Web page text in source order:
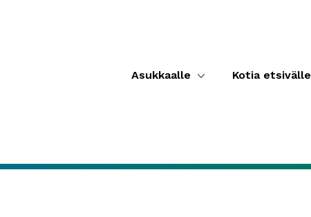
Asukkaalle Kotia etsivälle